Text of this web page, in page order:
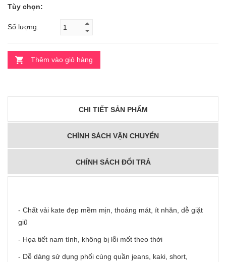
Tùy chọn:
Số lượng:
Thêm vào giỏ hàng
CHI TIẾT SẢN PHẨM
CHÍNH SÁCH VẬN CHUYỂN
CHÍNH SÁCH ĐỔI TRẢ
- Chất vải kate đẹp mềm mịn, thoáng mát, ít nhăn, dễ giặt
giũ
- Họa tiết nam tính, không bị lỗi mốt theo thời
- Dễ dàng sử dụng phối cùng quần jeans, kaki, short,